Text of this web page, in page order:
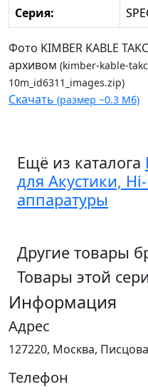
Серия:
Фото KIMBER KABLE
архивом (kimber-kable-
10m_id6311_images.zip)
Скачать (размер ~0.3 Мб)
Ещё из каталога
для Акустики,
аппаратуры
Другие товары
Товары этой
Информация
Адрес
127220, Москва,
Телефон